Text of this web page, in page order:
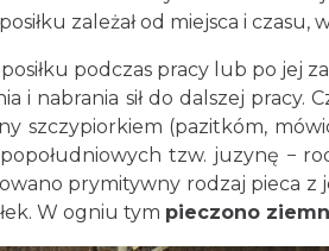
zależał od miejsca i czasu,
podczas pracy lub po jej
i nabrania sił do dalszej pracy.
szczypiorkiem (pazitkóm,
tzw. juzynę −
prymitywny rodzaj pieca
W ogniu tym pieczono